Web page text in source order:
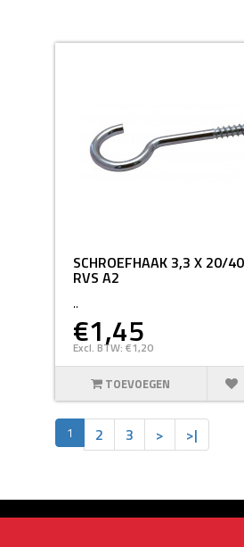
SCHROEFHAAK 3,3 X 20/
RVS A2
..
€1,45
Excl. BTW: €1,20
TOEVOEGEN
1 2 3 > >|